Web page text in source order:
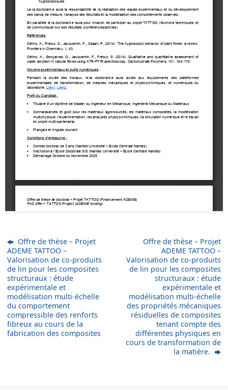
Offre de thèse – Projet
ADEME TATTOO –
Valorisation de co-produits
de lin pour les composites
structuraux : étude
expérimentale et
modélisation multi-échelle
du comportement
compressible des renforts
fibreux au cours de la
fabrication des composites
Offre de thèse – Projet
ADEME TATTOO –
Valorisation de co-produits
de lin pour les composites
structuraux : étude
expérimentale et
modélisation multi-échelle
des propriétés mécaniques
résiduelles de composites
tenant compte des
différentes physiques en
cours de transformation de
la matière.